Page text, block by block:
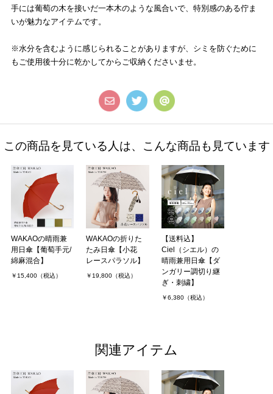
手には葡萄の木を接いだ一本木のような風合いで、特別感のある佇ま
いが魅力なアイテムです。
※水分を含むように感じられることがありますが、シミを防ぐために
もご使用後十分に乾かしてからご収納くださいませ。
この商品を見ている人は、こんな商品も見ています
WAKAOの晴雨兼
用日傘【葡萄手元/
綿麻混合】
￥15,400（税込）
WAKAOの折りた
たみ日傘【小花
レースパラソル】
￥19,800（税込）
【送料込】
Ciel（シエル）の
晴雨兼用日傘【ダ
ンガリー調切り継
ぎ・刺繍】
￥6,380（税込）
関連アイテム